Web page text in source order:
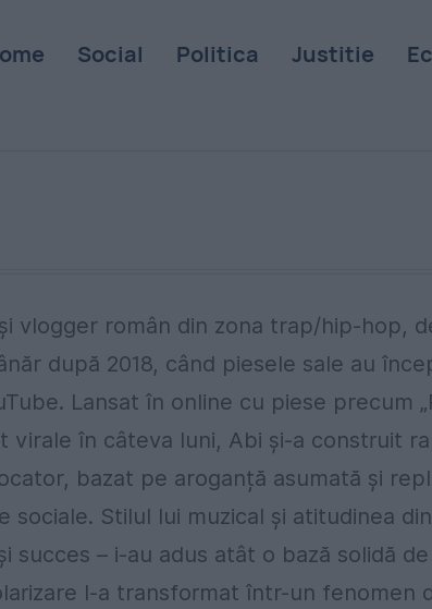
Social Politica Justitie
vlogger român din zona trap/hip-hop,
după 2018, când piesele sale au
Lansat în online cu piese precum
virale în câteva luni, Abi și-a construit
bazat pe aroganță asumată și
Stilul lui muzical și atitudinea
succes – i-au adus atât o bază solidă
l-a transformat într-un fenomen